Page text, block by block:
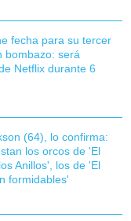
fecha para su tercer
bombazo: será
Netflix durante 6
(64), lo confirma:
los orcos de 'El
Anillos', los de 'El
formidables'